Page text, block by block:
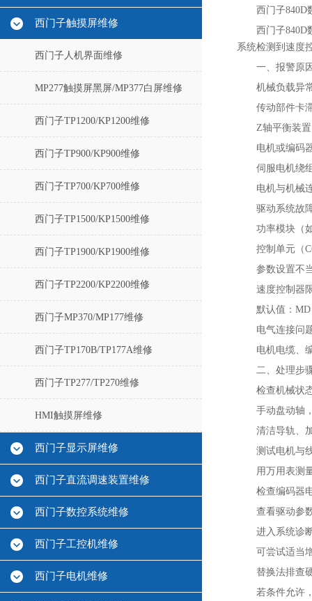
西门子触摸屏维修
西门子人机界面维修
MP277触摸屏黑屏/MP377白屏维修
西门子TP1200/KP1200维修
西门子TP900/KP900维修
西门子TP700/KP700维修
西门子TP1500/KP1500维修
西门子TP1900/KP1900维修
西门子TP2200/KP2200维修
西门子MP370/MP177维修
西门子TP170B/TP177A维修
西门子TP277/TP270维修
HMI触摸屏维修
西门子显示屏维修
西门子直流调速装置维修
西门子数控系统维修
西门子工控机维修
西门子电机维修
西门子840D
西门子840D
系统检测到速度
一、报警原
机械负载异
传动部件卡
Z轴平衡装
电机或编码
伺服电机绕
电机与机械
驱动系统故
功率模块（
控制单元（
参数设置不
速度控制器
默认值：MD
电气连接问
电机电缆、
二、处理步
检查机械状
手动盘动轴
清洁导轨、
测试电机与
用万用表测
检查编码器
查看驱动参
进入系统诊
可尝试适当
替换法排查
若条件允许